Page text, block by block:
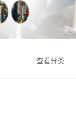
查看分类